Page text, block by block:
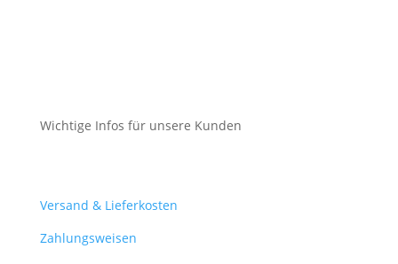
Wichtige Infos für unsere Kunden
Versand & Lieferkosten
Zahlungsweisen